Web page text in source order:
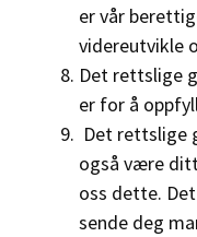
er vår
videreutvikle
Det rettslige
er for å
Det rettslige
også være
oss dette.
sende deg